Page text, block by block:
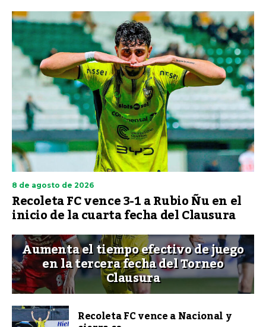
8 de agosto de 2026
Recoleta FC vence 3-1 a Rubio Ñu en el
inicio de la cuarta fecha del Clausura
Aumenta el tiempo efectivo de juego
en la tercera fecha del Torneo
Clausura
Recoleta FC vence a Nacional y